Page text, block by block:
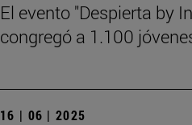
El evento "Despierta by
congregó a 1.100
16 | 06 | 2025